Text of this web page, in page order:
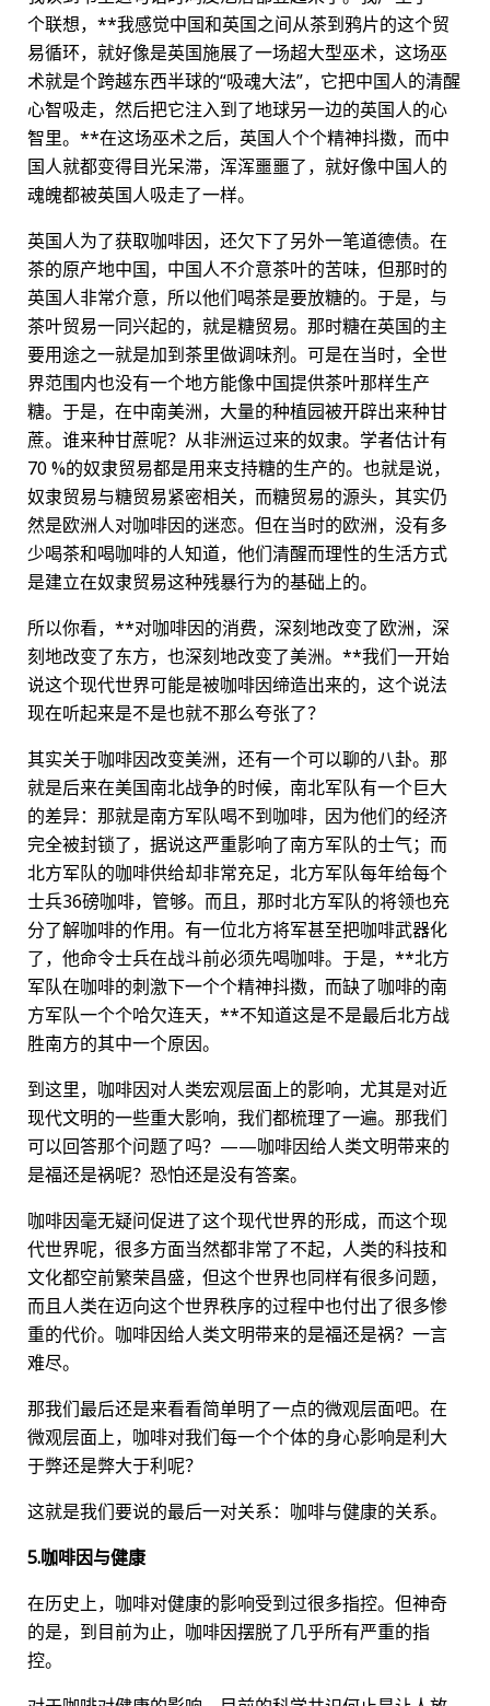
个联想，**我感觉中国和英国之间从茶到鸦片的这个贸
易循环，就好像是英国施展了一场超大型巫术，这场巫
术就是个跨越东西半球的“吸魂大法”，它把中国人的清醒
心智吸走，然后把它注入到了地球另一边的英国人的心
智里。**在这场巫术之后，英国人个个精神抖擞，而中
国人就都变得目光呆滞，浑浑噩噩了，就好像中国人的
魂魄都被英国人吸走了一样。
英国人为了获取咖啡因，还欠下了另外一笔道德债。在
茶的原产地中国，中国人不介意茶叶的苦味，但那时的
英国人非常介意，所以他们喝茶是要放糖的。于是，与
茶叶贸易一同兴起的，就是糖贸易。那时糖在英国的主
要用途之一就是加到茶里做调味剂。可是在当时，全世
界范围内也没有一个地方能像中国提供茶叶那样生产
糖。于是，在中南美洲，大量的种植园被开辟出来种甘
蔗。谁来种甘蔗呢？从非洲运过来的奴隶。学者估计有
70 %的奴隶贸易都是用来支持糖的生产的。也就是说，
奴隶贸易与糖贸易紧密相关，而糖贸易的源头，其实仍
然是欧洲人对咖啡因的迷恋。但在当时的欧洲，没有多
少喝茶和喝咖啡的人知道，他们清醒而理性的生活方式
是建立在奴隶贸易这种残暴行为的基础上的。
所以你看，**对咖啡因的消费，深刻地改变了欧洲，深
刻地改变了东方，也深刻地改变了美洲。**我们一开始
说这个现代世界可能是被咖啡因缔造出来的，这个说法
现在听起来是不是也就不那么夸张了？
其实关于咖啡因改变美洲，还有一个可以聊的八卦。那
就是后来在美国南北战争的时候，南北军队有一个巨大
的差异：那就是南方军队喝不到咖啡，因为他们的经济
完全被封锁了，据说这严重影响了南方军队的士气；而
北方军队的咖啡供给却非常充足，北方军队每年给每个
士兵36磅咖啡，管够。而且，那时北方军队的将领也充
分了解咖啡的作用。有一位北方将军甚至把咖啡武器化
了，他命令士兵在战斗前必须先喝咖啡。于是，**北方
军队在咖啡的刺激下一个个精神抖擞，而缺了咖啡的南
方军队一个个哈欠连天，**不知道这是不是最后北方战
胜南方的其中一个原因。
到这里，咖啡因对人类宏观层面上的影响，尤其是对近
现代文明的一些重大影响，我们都梳理了一遍。那我们
可以回答那个问题了吗？——咖啡因给人类文明带来的
是福还是祸呢？恐怕还是没有答案。
咖啡因毫无疑问促进了这个现代世界的形成，而这个现
代世界呢，很多方面当然都非常了不起，人类的科技和
文化都空前繁荣昌盛，但这个世界也同样有很多问题，
而且人类在迈向这个世界秩序的过程中也付出了很多惨
重的代价。咖啡因给人类文明带来的是福还是祸？一言
难尽。
那我们最后还是来看看简单明了一点的微观层面吧。在
微观层面上，咖啡对我们每一个个体的身心影响是利大
于弊还是弊大于利呢？
这就是我们要说的最后一对关系：咖啡与健康的关系。
5.咖啡因与健康
在历史上，咖啡对健康的影响受到过很多指控。但神奇
的是，到目前为止，咖啡因摆脱了几乎所有严重的指
控。